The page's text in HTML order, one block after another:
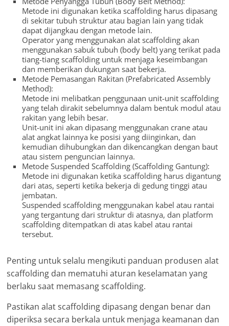
Metode ini digunakan ketika scaffolding harus dipasang
di sekitar tubuh struktur atau bagian lain yang tidak
dapat dijangkau dengan metode lain.
Operator yang menggunakan alat scaffolding akan
menggunakan sabuk tubuh (body belt) yang terikat pada
tiang-tiang scaffolding untuk menjaga keseimbangan
dan memberikan dukungan saat bekerja.
Metode Pemasangan Rakitan (Prefabricated Assembly
Method):
Metode ini melibatkan penggunaan unit-unit scaffolding
yang telah dirakit sebelumnya dalam bentuk modul atau
rakitan yang lebih besar.
Unit-unit ini akan dipasang menggunakan crane atau
alat angkat lainnya ke posisi yang diinginkan, dan
kemudian dihubungkan dan dikencangkan dengan baut
atau sistem penguncian lainnya.
Metode Suspended Scaffolding (Scaffolding Gantung):
Metode ini digunakan ketika scaffolding harus digantung
dari atas, seperti ketika bekerja di gedung tinggi atau
jembatan.
Suspended scaffolding menggunakan kabel atau rantai
yang tergantung dari struktur di atasnya, dan platform
scaffolding ditempatkan di atas kabel atau rantai
tersebut.
Penting untuk selalu mengikuti panduan produsen alat
scaffolding dan mematuhi aturan keselamatan yang
berlaku saat memasang scaffolding.
Pastikan alat scaffolding dipasang dengan benar dan
diperiksa secara berkala untuk menjaga keamanan dan